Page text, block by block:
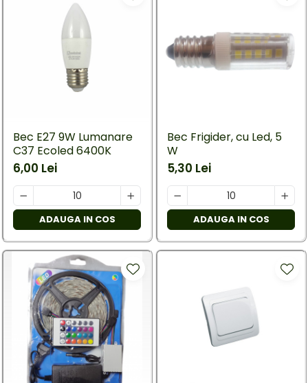
Bec E27 9W Lumanare
C37 Ecoled 6400K
6,00 Lei
ADAUGA IN COS
Bec Frigider, cu Led, 5
W
5,30 Lei
ADAUGA IN COS